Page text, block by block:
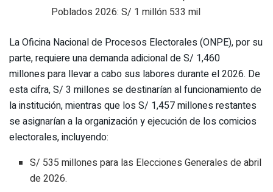
Poblados 2026: S/ 1 millón 533 mil
La Oficina Nacional de Procesos Electorales (ONPE), por su
parte, requiere una demanda adicional de S/ 1,460
millones para llevar a cabo sus labores durante el 2026. De
esta cifra, S/ 3 millones se destinarían al funcionamiento de
la institución, mientras que los S/ 1,457 millones restantes
se asignarían a la organización y ejecución de los comicios
electorales, incluyendo:
S/ 535 millones para las Elecciones Generales de abril
de 2026.